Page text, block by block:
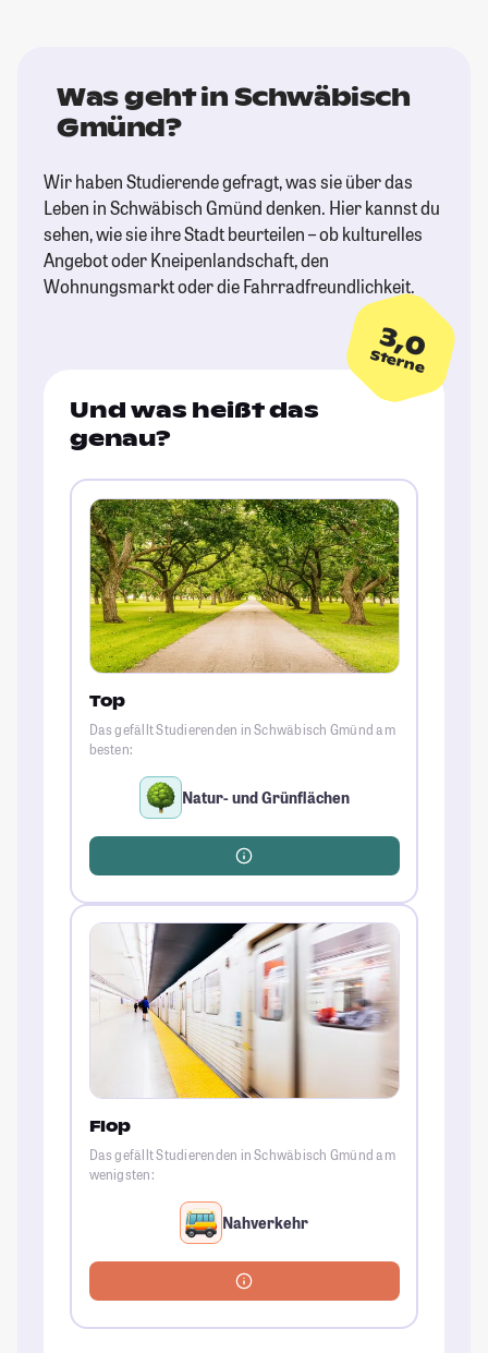
Was geht in Schwäbisch
Gmünd?
Wir haben Studierende gefragt, was sie über das
Leben in Schwäbisch Gmünd denken. Hier kannst du
sehen, wie sie ihre Stadt beurteilen – ob kulturelles
Angebot oder Kneipenlandschaft, den
Wohnungsmarkt oder die Fahrradfreundlichkeit.
3,0
Sterne
Und was heißt das
genau?
Top
Das gefällt Studierenden in Schwäbisch Gmünd am
besten:
Natur- und Grünflächen
Flop
Das gefällt Studierenden in Schwäbisch Gmünd am
wenigsten:
Nahverkehr